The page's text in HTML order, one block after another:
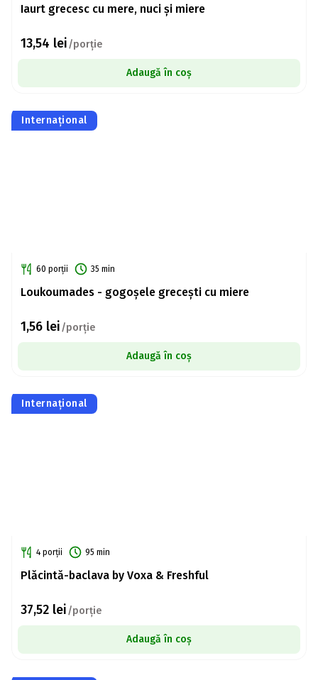
Iaurt grecesc cu mere, nuci și miere
13,54 lei/porție
Adaugă în coș
Internațional
60 porții 35 min
Loukoumades - gogoșele grecești cu miere
1,56 lei/porție
Adaugă în coș
Internațional
4 porții 95 min
Plăcintă-baclava by Voxa & Freshful
37,52 lei/porție
Adaugă în coș